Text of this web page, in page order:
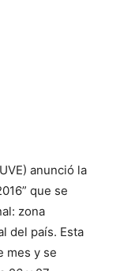
anunció la
que se
zona
del país. Esta
mes y se